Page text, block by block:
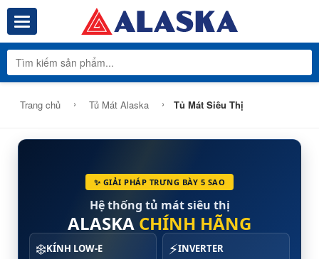
Toggle navigation Tổng Kho
Trang chủ › Tủ Mát Alaska › Tủ Mát Siêu Thị
✨ GIẢI PHÁP TRƯNG BÀY 5 SAO
Hệ thống tủ mát siêu thị
ALASKA CHÍNH HÃNG
❄️KÍNH LOW-E ⚡INVERTER